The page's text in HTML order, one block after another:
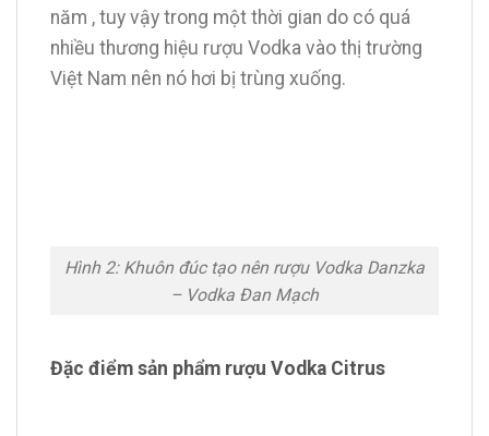
năm , tuy vậy trong một thời gian do có quá
nhiều thương hiệu rượu Vodka vào thị trường
Việt Nam nên nó hơi bị trùng xuống.
Hình 2: Khuôn đúc tạo nên rượu Vodka Danzka
– Vodka Đan Mạch
Đặc điểm sản phẩm rượu Vodka Citrus